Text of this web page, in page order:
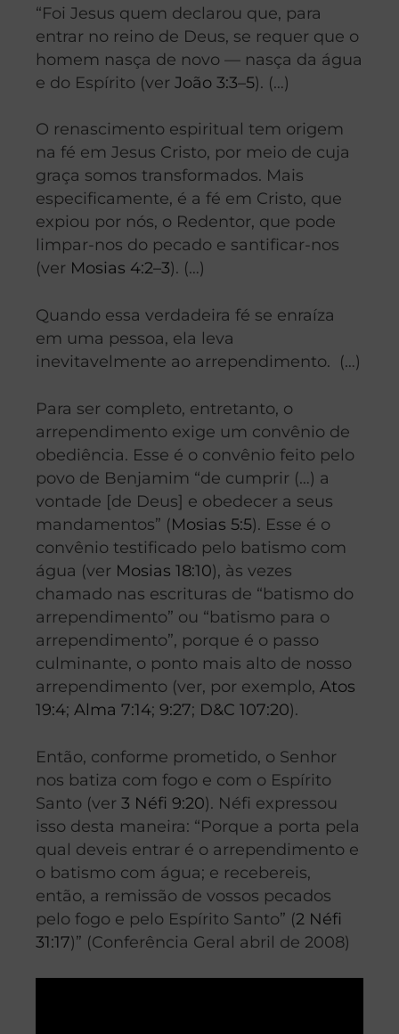
“Foi Jesus quem declarou que, para
entrar no reino de Deus, se requer que o
homem nasça de novo — nasça da água
e do Espírito (ver João 3:3–5). (…)
O renascimento espiritual tem origem
na fé em Jesus Cristo, por meio de cuja
graça somos transformados. Mais
especificamente, é a fé em Cristo, que
expiou por nós, o Redentor, que pode
limpar-nos do pecado e santificar-nos
(ver Mosias 4:2–3). (…)
Quando essa verdadeira fé se enraíza
em uma pessoa, ela leva
inevitavelmente ao arrependimento. (…)
Para ser completo, entretanto, o
arrependimento exige um convênio de
obediência. Esse é o convênio feito pelo
povo de Benjamim “de cumprir (…) a
vontade [de Deus] e obedecer a seus
mandamentos” (Mosias 5:5). Esse é o
convênio testificado pelo batismo com
água (ver Mosias 18:10), às vezes
chamado nas escrituras de “batismo do
arrependimento” ou “batismo para o
arrependimento”, porque é o passo
culminante, o ponto mais alto de nosso
arrependimento (ver, por exemplo, Atos
19:4; Alma 7:14; 9:27; D&C 107:20).
Então, conforme prometido, o Senhor
nos batiza com fogo e com o Espírito
Santo (ver 3 Néfi 9:20). Néfi expressou
isso desta maneira: “Porque a porta pela
qual deveis entrar é o arrependimento e
o batismo com água; e recebereis,
então, a remissão de vossos pecados
pelo fogo e pelo Espírito Santo” (2 Néfi
31:17)” (Conferência Geral abril de 2008)